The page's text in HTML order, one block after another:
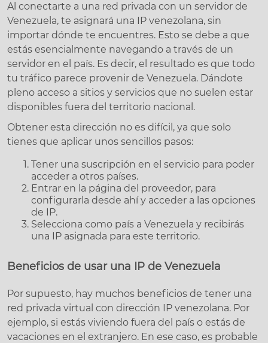
Al conectarte a una red privada con un servidor de
Venezuela, te asignará una IP venezolana, sin
importar dónde te encuentres. Esto se debe a que
estás esencialmente navegando a través de un
servidor en el país. Es decir, el resultado es que todo
tu tráfico parece provenir de Venezuela. Dándote
pleno acceso a sitios y servicios que no suelen estar
disponibles fuera del territorio nacional.
Obtener esta dirección no es difícil, ya que solo
tienes que aplicar unos sencillos pasos:
Tener una suscripción en el servicio para poder
acceder a otros países.
Entrar en la página del proveedor, para
configurarla desde ahí y acceder a las opciones
de IP.
Selecciona como país a Venezuela y recibirás
una IP asignada para este territorio.
Beneficios de usar una IP de Venezuela
Por supuesto, hay muchos beneficios de tener una
red privada virtual con dirección IP venezolana. Por
ejemplo, si estás viviendo fuera del país o estás de
vacaciones en el extranjero. En ese caso, es probable